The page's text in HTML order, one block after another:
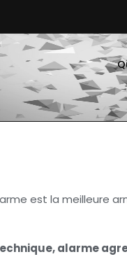
est la meilleure
alarme